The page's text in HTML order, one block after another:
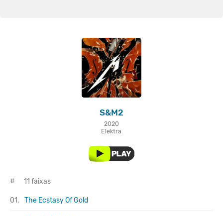
S&M2
2020
Elektra
# 11 faixas
01. The Ecstasy Of Gold